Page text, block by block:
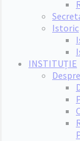
Istoric
INSTITUȚIE